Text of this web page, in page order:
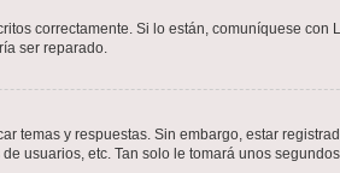
correctamente. Si lo están, comuníquese
ser reparado.
temas y respuestas. Sin embargo, estar
usuarios, etc. Tan solo le tomará unos